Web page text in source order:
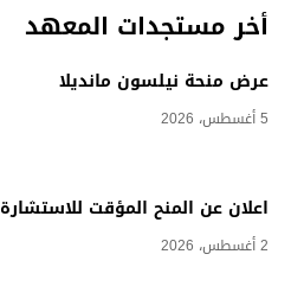
أخر مستجدات المعهد
عرض منحة نيلسون مانديلا
5 أغسطس، 2026
اعلان عن المنح المؤقت للاستشارة 36-2026
2 أغسطس، 2026